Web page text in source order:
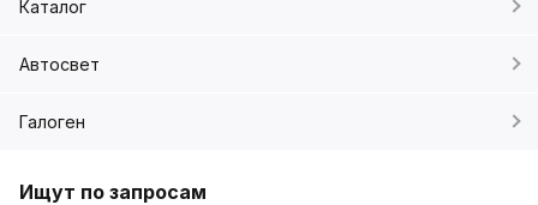
Каталог
Автосвет
Галоген
Ищут по запросам